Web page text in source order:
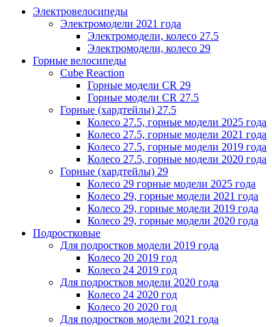
Электровелосипеды
Электромодели 2021 года
Электромодели, колесо 27.5
Электромодели, колесо 29
Горные велосипеды
Cube Reaction
Горные модели CR 29
Горные модели CR 27.5
Горные (хардтейлы) 27.5
Колесо 27.5, горные модели 2025 года
Колесо 27.5, горные модели 2021 года
Колесо 27.5, горные модели 2019 года
Колесо 27.5, горные модели 2020 года
Горные (хардтейлы) 29
Колесо 29 горные модели 2025 года
Колесо 29, горные модели 2021 года
Колесо 29, горные модели 2019 года
Колесо 29, горные модели 2020 года
Подростковые
Для подростков модели 2019 года
Колесо 20 2019 год
Колесо 24 2019 год
Для подростков модели 2020 года
Колесо 24 2020 год
Колесо 20 2020 год
Для подростков модели 2021 года